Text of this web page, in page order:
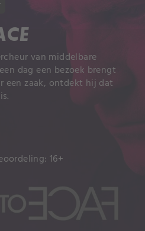
van middelbare
dag een bezoek brengt
een zaak, ontdekt hij dat
16+